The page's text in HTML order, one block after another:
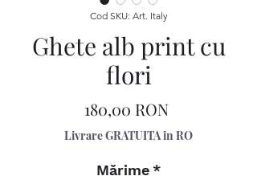
Cod SKU: Art. Italy
Ghete alb print cu
flori
180,00 RONPreț
Livrare GRATUITA in RO
Mărime *